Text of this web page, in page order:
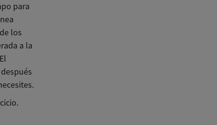
para
los
a la